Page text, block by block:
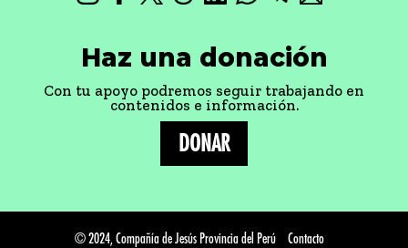
Haz una donación
Con tu apoyo podremos seguir trabajando en
contenidos e información.
DONAR
© 2024, Compañía de Jesús Provincia del Perú Contacto